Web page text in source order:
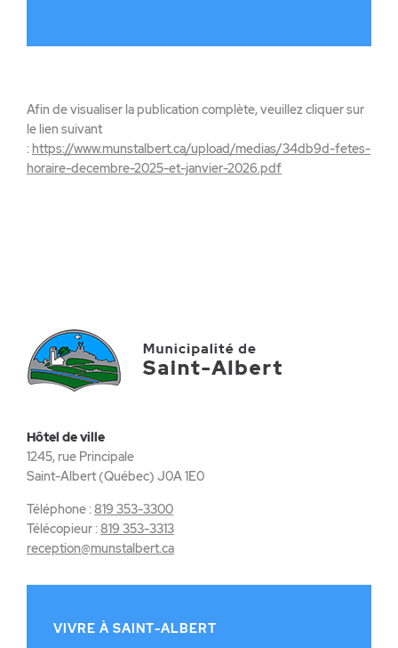
Afin de visualiser la publication complète, veuillez cliquer sur
le lien suivant
: https://www.munstalbert.ca/upload/medias/34db9d-fetes-
horaire-decembre-2025-et-janvier-2026.pdf
Hôtel de ville
1245, rue Principale
Saint-Albert (Québec) J0A 1E0
Téléphone :819 353-3300
Télécopieur :819 353-3313
reception@munstalbert.ca
VIVRE À SAINT-ALBERT